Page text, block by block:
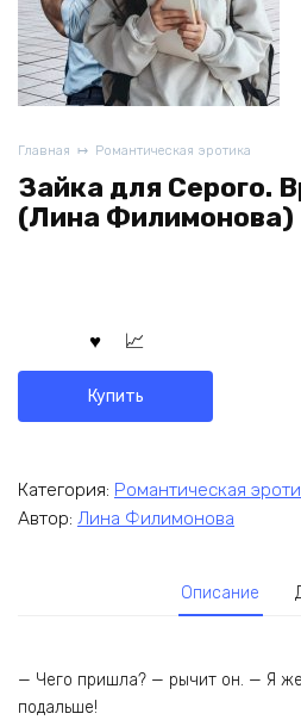
Главная Романтическая эротика
Зайка для Серого.
(Лина Филимонова)
Купить
Категория: Романтическая
Автор: Лина Филимонова
Описание
— Чего пришла? — рычит он. — Я
подальше!